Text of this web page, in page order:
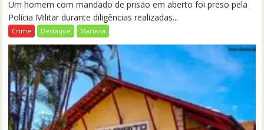
Um homem com mandado de prisão em aberto foi preso pela
Polícia Militar durante diligências realizadas...
Crime Destaque Mariana